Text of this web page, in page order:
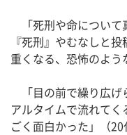
「死刑や命について
『死刑』やむなしと
重くなる、恐怖のよう
「目の前で繰り広げ
アルタイムで流れて
ごく面白かった」（20